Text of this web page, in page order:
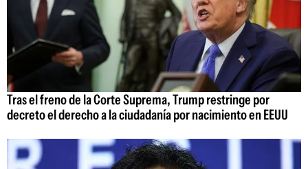
Tras el freno de la Corte Suprema, Trump restringe por
decreto el derecho a la ciudadanía por nacimiento en EEUU